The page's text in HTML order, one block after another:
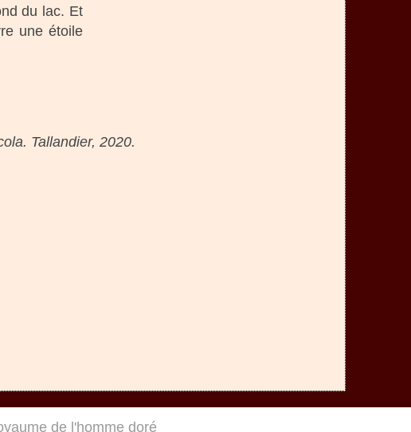
du lac. Et
une étoile
Tallandier, 2020.
de l'homme doré